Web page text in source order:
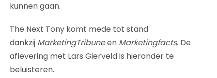
kunnen gaan.
The Next Tony komt mede tot stand
dankzij MarketingTribuneen Marketingfacts. De
aflevering met Lars Gierveld is hieronder te
beluisteren.